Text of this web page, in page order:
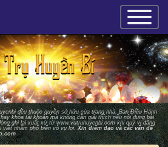
×
đều thuộc quyền sở hữu của trang nhà. Ban Ðiều Hành
khóa tài khoản mà không cần giải thích nếu nội dung bài
ghi lại xuất xứ từwww.vutruhuyenbi.comkhi quý vị đăng
nhằm phổ biến vô vụ lợi. Xin điểm đạo và các vấn đề